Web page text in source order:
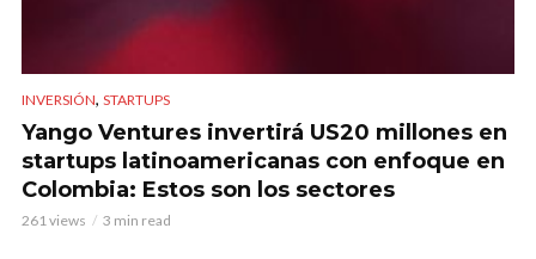
INVERSIÓN, STARTUPS
Yango Ventures invertirá US20 millones en
startups latinoamericanas con enfoque en
Colombia: Estos son los sectores
261 views 3 min read